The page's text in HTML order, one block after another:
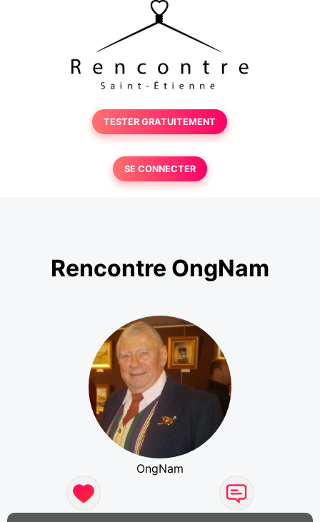
TESTER GRATUITEMENT
SE CONNECTER
Rencontre OngNam
OngNam